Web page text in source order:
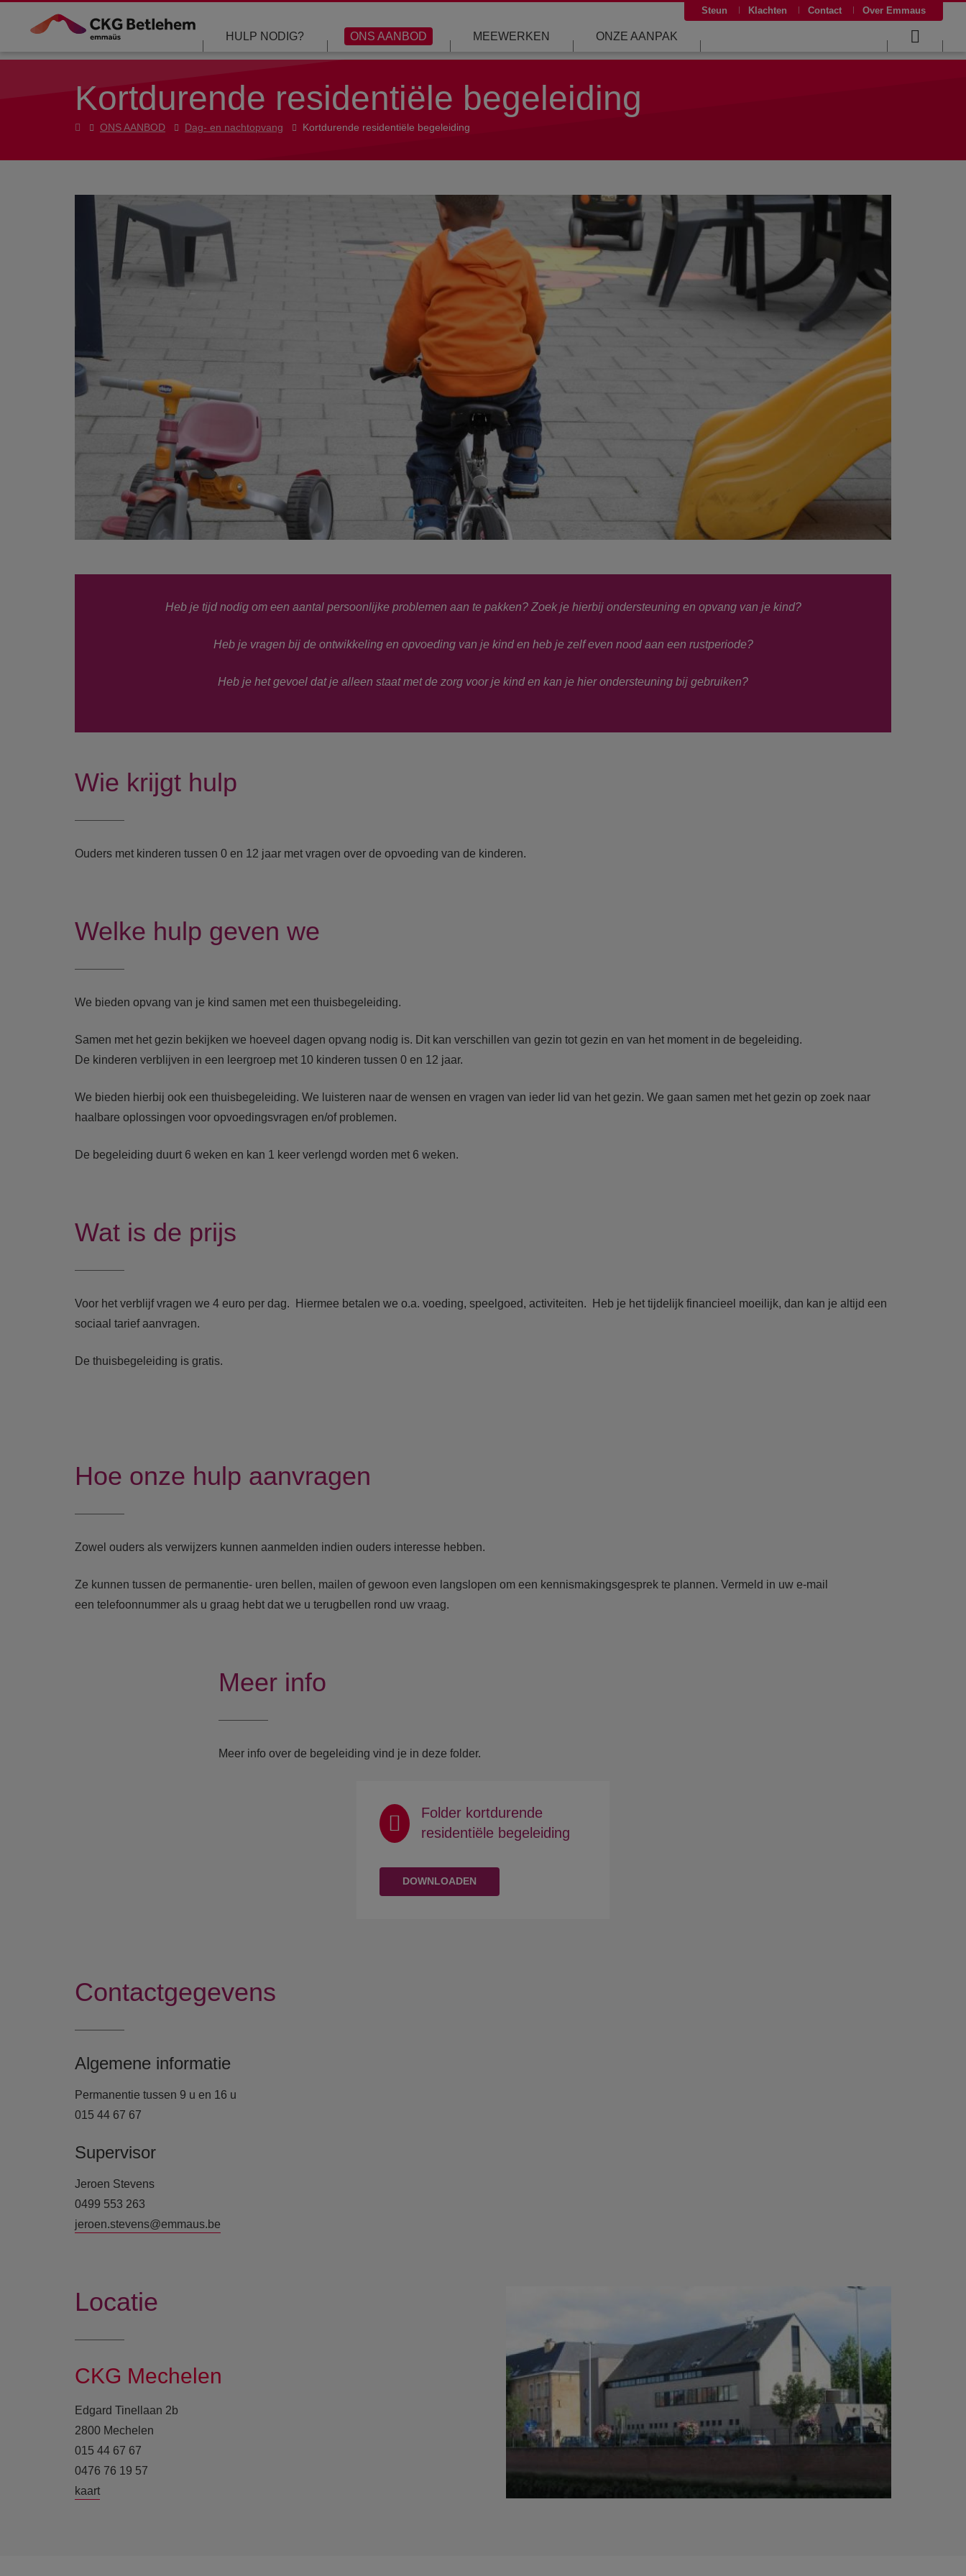
Steun Klachten Contact Over Emmaus
HULP NODIG? ONS AANBOD MEEWERKEN ONZE AANPAK
Kortdurende residentiële begeleiding
HomeONS AANBOD Dag- en nachtopvang Kortdurende residentiële begeleiding
Heb je tijd nodig om een aantal persoonlijke problemen aan te pakken? Zoek je hierbij ondersteuning en opvang van je kind?
Heb je vragen bij de ontwikkeling en opvoeding van je kind en heb je zelf even nood aan een rustperiode?
Heb je het gevoel dat je alleen staat met de zorg voor je kind en kan je hier ondersteuning bij gebruiken?
Wie krijgt hulp
Ouders met kinderen tussen 0 en 12 jaar met vragen over de opvoeding van de kinderen.
Welke hulp geven we
We bieden opvang van je kind samen met een thuisbegeleiding.
Samen met het gezin bekijken we hoeveel dagen opvang nodig is. Dit kan verschillen van gezin tot gezin en van het moment in de begeleiding.
De kinderen verblijven in een leergroep met 10 kinderen tussen 0 en 12 jaar.
We bieden hierbij ook een thuisbegeleiding. We luisteren naar de wensen en vragen van ieder lid van het gezin. We gaan samen met het gezin op zoek naar
haalbare oplossingen voor opvoedingsvragen en/of problemen.
De begeleiding duurt 6 weken en kan 1 keer verlengd worden met 6 weken.
Wat is de prijs
Voor het verblijf vragen we 4 euro per dag. Hiermee betalen we o.a. voeding, speelgoed, activiteiten. Heb je het tijdelijk financieel moeilijk, dan kan je altijd een
sociaal tarief aanvragen.
De thuisbegeleiding is gratis.
Hoe onze hulp aanvragen
Zowel ouders als verwijzers kunnen aanmelden indien ouders interesse hebben.
Ze kunnen tussen de permanentie- uren bellen, mailen of gewoon even langslopen om een kennismakingsgesprek te plannen. Vermeld in uw e-mail
een telefoonnummer als u graag hebt dat we u terugbellen rond uw vraag.
Meer info
Meer info over de begeleiding vind je in deze folder.
Folder kortdurende
residentiële begeleiding
DOWNLOADEN
Contactgegevens
Algemene informatie
Permanentie tussen 9 u en 16 u
015 44 67 67
Supervisor
Jeroen Stevens
0499 553 263
jeroen.stevens@emmaus.be
Locatie
CKG Mechelen
Edgard Tinellaan 2b
2800 Mechelen
015 44 67 67
0476 76 19 57
kaart